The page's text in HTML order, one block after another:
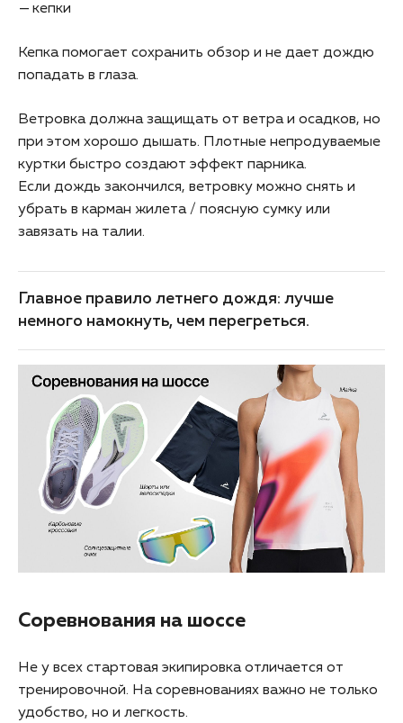
кепки
Кепка помогает сохранить обзор и не дает дождю
попадать в глаза.
Ветровка должна защищать от ветра и осадков, но
при этом хорошо дышать. Плотные непродуваемые
куртки быстро создают эффект парника.
Если дождь закончился, ветровку можно снять и
убрать в карман жилета / поясную сумку или
завязать на талии.
Главное правило летнего дождя: лучше
немного намокнуть, чем перегреться.
Соревнования на шоссе
Не у всех стартовая экипировка отличается от
тренировочной. На соревнованиях важно не только
удобство, но и легкость.